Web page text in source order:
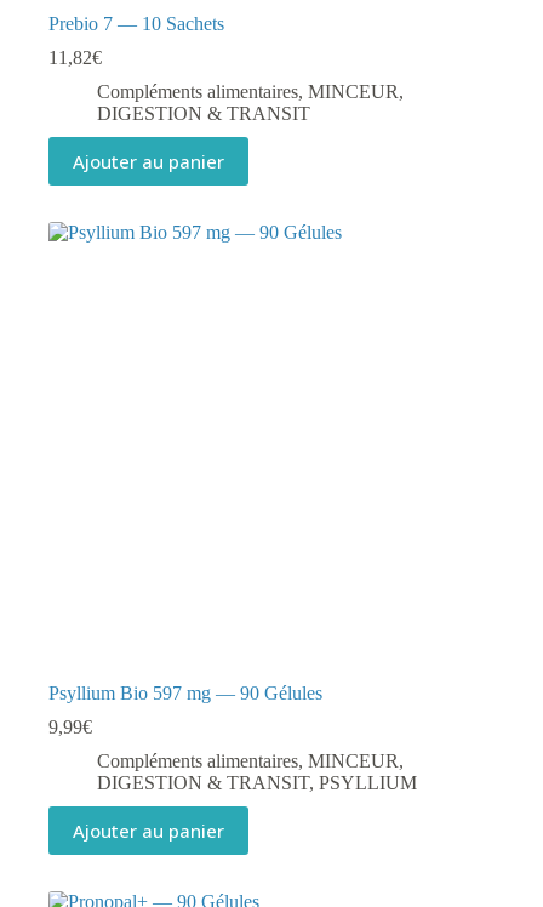
Prebio 7 — 10 Sachets
11,82€
Compléments alimentaires, MINCEUR,
DIGESTION & TRANSIT
Ajouter au panier
Psyllium Bio 597 mg — 90 Gélules
9,99€
Compléments alimentaires, MINCEUR,
DIGESTION & TRANSIT, PSYLLIUM
Ajouter au panier